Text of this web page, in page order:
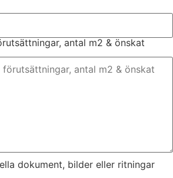
antal m2 & önskat
dokument, bilder eller ritningar